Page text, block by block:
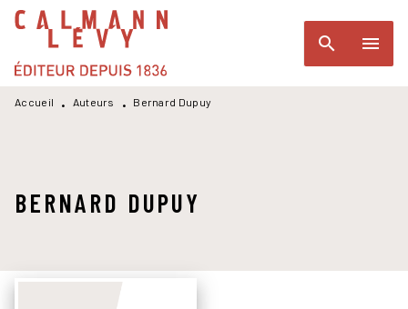
MENU RECHERCHE
PIED DE PAGE
search menu
Accueil • Auteurs • Bernard Dupuy
BERNARD DUPUY